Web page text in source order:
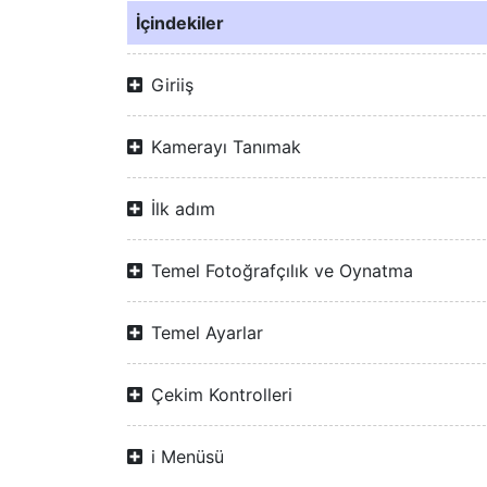
İçindekiler
Giriiş
Kamerayı Tanımak
İlk adım
Temel Fotoğrafçılık ve Oynatma
Temel Ayarlar
Çekim Kontrolleri
i Menüsü